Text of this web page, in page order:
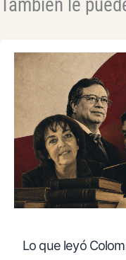
También le
Lo que leyó